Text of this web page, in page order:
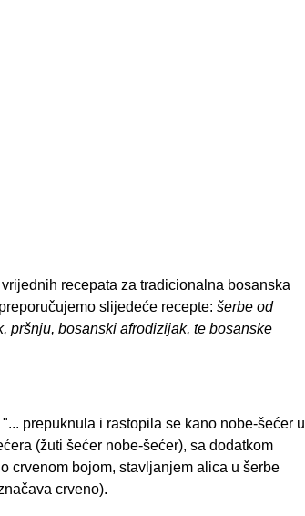
recepata za tradicionalna bosanska
slijedeće recepte: šerbe od
pršnju, bosanski afrodizijak, te bosanske
prepuknula i rastopila se kano nobe-šećer u
(žuti šećer nobe-šećer), sa dodatkom
crvenom bojom, stavljanjem alica u šerbe
crveno).